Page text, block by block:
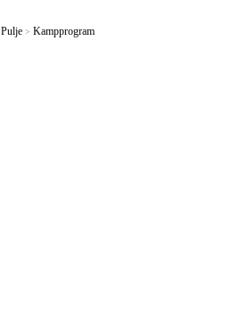
Pulje > Kampprogram